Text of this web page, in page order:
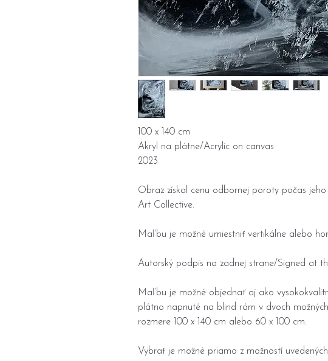
100 x 140 cm
Akryl na plátne/Acrylic on canvas
2023
Obraz získal cenu odbornej poroty počas
Art Collective.
Maľbu je možné umiestniť vertikálne alebo
Autorský podpis na zadnej strane/Signed at
Maľbu je možné objednať aj ako
plátno napnuté na blind rám v dvoch
rozmere 100 x 140 cm alebo 60 x 100 cm.
Vybrať je možné priamo z možností